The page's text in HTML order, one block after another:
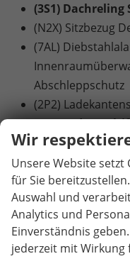
(3S1) Dachreling
(N2X) Sitzbezug
(7AL)
Abschleppschutz
(2P2)
(2FT)
mit Tiptronic
(U68)
aero,
(JX1) Mit
(7UY)
(J85) Reifen 215/
(3GN) Variabler
Wir
Unsere Website setzt
für Sie
Auswahl und
Analytics und
Einverständnis
jederzeit mit